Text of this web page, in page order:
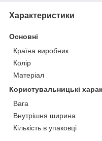
Характеристики
Основні
Країна виробник
Колір
Матеріал
Користувальницькі
Вага
Внутрішня ширина
Кількість в упаковці